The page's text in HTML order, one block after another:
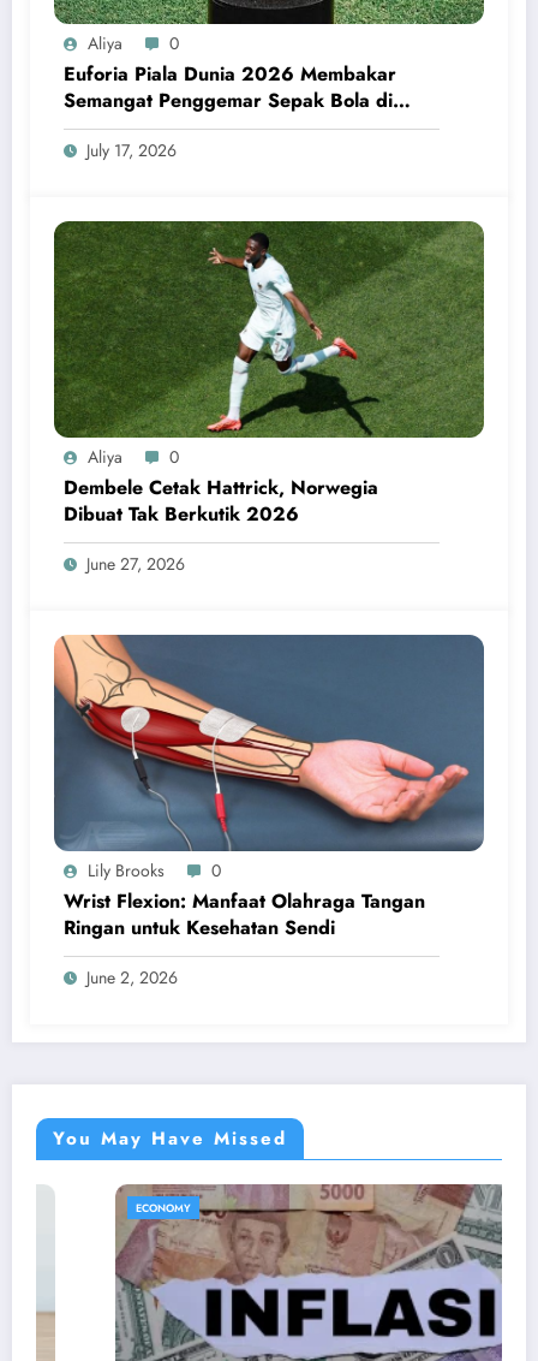
Aliya 0
Euforia Piala Dunia 2026 Membakar
Semangat Penggemar Sepak Bola di
Seluruh Dunia
July 17, 2026
Aliya 0
Dembele Cetak Hattrick, Norwegia
Dibuat Tak Berkutik 2026
June 27, 2026
Lily Brooks 0
Wrist Flexion: Manfaat Olahraga Tangan
Ringan untuk Kesehatan Sendi
June 2, 2026
You May Have Missed